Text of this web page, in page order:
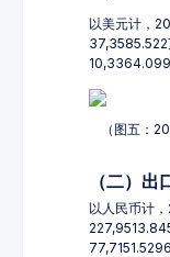
以美元计，
37,3585.522
（图五：
（二）出
以人民币计